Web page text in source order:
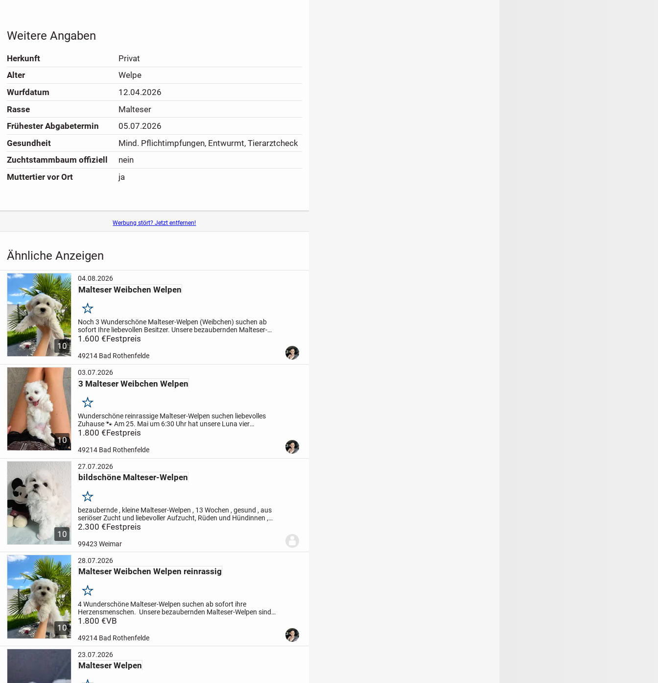
Weitere Angaben
Herkunft
Privat
Alter
Welpe
Wurfdatum
12.04.2026
Rasse
Malteser
Frühester Abgabetermin
05.07.2026
Gesundheit
Mind. Pflichtimpfungen, Entwurmt, Tierarztcheck
Zuchtstammbaum offiziell
nein
Muttertier vor Ort
ja
Werbung stört? Jetzt entfernen!
Ähnliche Anzeigen
10
04.08.2026
Malteser Weibchen Welpen
Merken
Noch 3 Wunderschöne Malteser-Welpen (Weibchen) suchen ab
sofort Ihre liebevollen Besitzer. Unsere bezaubernden Malteser-
Welpen sind jetzt über 11 Wochen alt und sind nun bereit in ihr
neues Zuhause...
1.600 €Festpreis
49214 Bad Rothenfelde
10
03.07.2026
3 Malteser Weibchen Welpen
Merken
Wunderschöne reinrassige Malteser-Welpen suchen liebevolles
Zuhause 🐾Am 25. Mai um 6:30 Uhr hat unsere Luna vier
zuckersüße Malteser-Mädchen zur Welt gebracht.
Weibchen sind kerngesund...
1.800 €Festpreis
49214 Bad Rothenfelde
10
27.07.2026
bildschöne Malteser-Welpen
Merken
bezaubernde , kleine Malteser-Welpen , 13 Wochen , gesund , aus
seriöser Zucht und liebevoller Aufzucht, Rüden und Hündinnen ,
niedliche Gesichter , schöne Pigmente , sehr schönes Haar , weiß ,
2.300 €Festpreis
99423 Weimar
10
28.07.2026
Malteser Weibchen Welpen reinrassig
Merken
4 Wunderschöne Malteser-Welpen suchen ab sofort ihre
Herzensmenschen. Unsere bezaubernden Malteser-Welpen sind
jetzt 10 Wochen alt und bald bereit in ihr neues Zuhause zu ziehen.
1.800 €VB
49214 Bad Rothenfelde
23.07.2026
Malteser Welpen